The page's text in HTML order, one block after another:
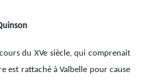
du XVe siècle, qui comprenait
est rattaché à Valbelle pour cause